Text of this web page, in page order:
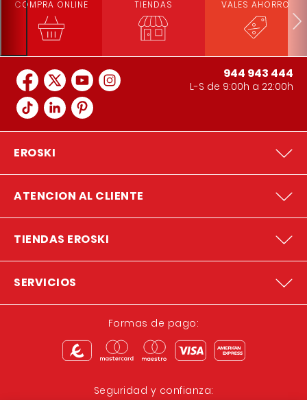
COMPRA ONLINE TIENDAS VALES AHORRO
944 943 444
L-S de 9:00h a 22:00h
EROSKI
ATENCION AL CLIENTE
TIENDAS EROSKI
SERVICIOS
Formas de pago:
Seguridad y confianza: